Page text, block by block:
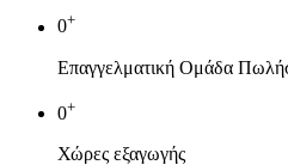
0+
Επαγγελματική Ομάδα
0+
Χώρες εξαγωγής